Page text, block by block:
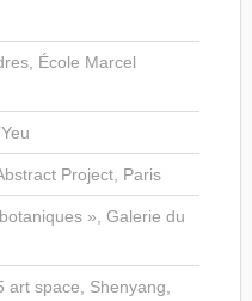
École Marcel
Project, Paris
», Galerie du
space, Shenyang,